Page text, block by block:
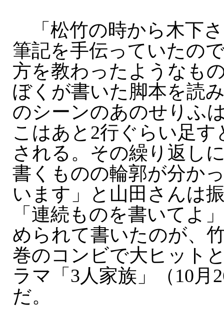
「松竹の時から木下
筆記を手伝っていたの
方を教わったようなも
ぼくが書いた脚本を読
のシーンのあのせりふ
こはあと2行ぐらい足す
される。その繰り返し
書くものの輪郭が分か
います」と山田さんは
「連続ものを書いてよ
められて書いたのが、
巻のコンビで大ヒット
ラマ「3人家族」（10月
だ。